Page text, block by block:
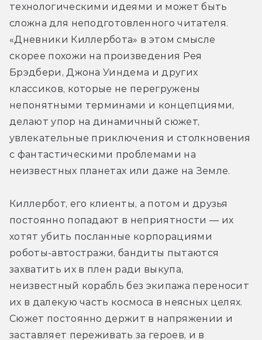
технологическими идеями и может быть
сложна для неподготовленного читателя.
«Дневники Киллербота» в этом смысле
скорее похожи на произведения Рея
Брэдбери, Джона Уиндема и других
классиков, которые не перегружены
непонятными терминами и концепциями,
делают упор на динамичный сюжет,
увлекательные приключения и столкновения
с фантастическими проблемами на
неизвестных планетах или даже на Земле.
Киллербот, его клиенты, а потом и друзья
постоянно попадают в неприятности — их
хотят убить посланные корпорациями
роботы-автостражи, бандиты пытаются
захватить их в плен ради выкупа,
неизвестный корабль без экипажа переносит
их в далекую часть космоса в неясных целях.
Сюжет постоянно держит в напряжении и
заставляет переживать за героев, и в